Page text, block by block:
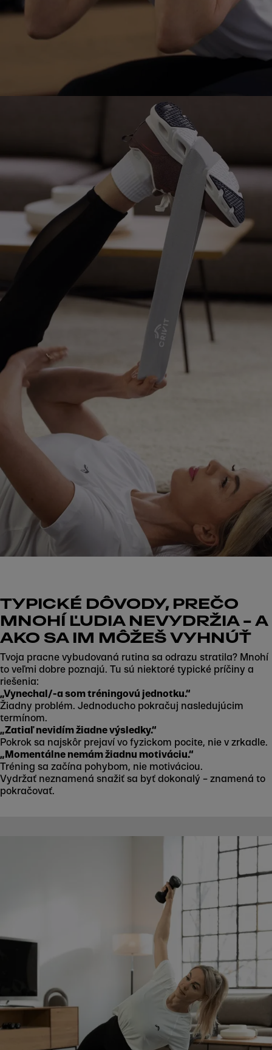
TYPICKÉ DÔVODY, PREČO
MNOHÍ ĽUDIA NEVYDRŽIA – A
AKO SA IM MÔŽEŠ VYHNÚŤ
Tvoja pracne vybudovaná rutina sa odrazu stratila? Mnohí
to veľmi dobre poznajú. Tu sú niektoré typické príčiny a
riešenia:
„Vynechal/-a som tréningovú jednotku.“
Žiadny problém. Jednoducho pokračuj nasledujúcim
termínom.
„Zatiaľ nevidím žiadne výsledky.“
Pokrok sa najskôr prejaví vo fyzickom pocite, nie v zrkadle.
„Momentálne nemám žiadnu motiváciu.“
Tréning sa začína pohybom, nie motiváciou.
Vydržať neznamená snažiť sa byť dokonalý – znamená to
pokračovať.